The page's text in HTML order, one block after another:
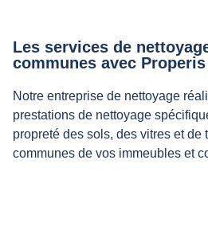
Les services de
communes avec
Notre entreprise de nettoyage
prestations de nettoyage
propreté des sols, des vitres et de
communes de vos immeubles et